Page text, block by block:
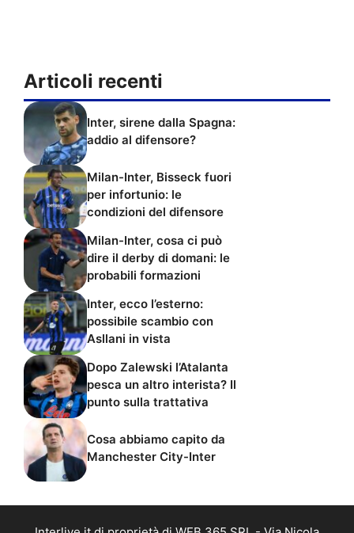
Articoli recenti
Inter, sirene dalla Spagna:
addio al difensore?
Milan-Inter, Bisseck fuori
per infortunio: le
condizioni del difensore
Milan-Inter, cosa ci può
dire il derby di domani: le
probabili formazioni
Inter, ecco l’esterno:
possibile scambio con
Asllani in vista
Dopo Zalewski l’Atalanta
pesca un altro interista? Il
punto sulla trattativa
Cosa abbiamo capito da
Manchester City-Inter